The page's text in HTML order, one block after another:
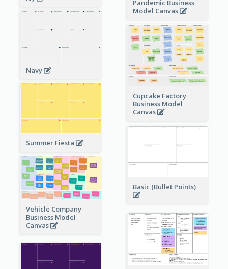
Pandemic Business
Model Canvas
Navy
Cupcake Factory
Business Model
Canvas
Summer Fiesta
Basic (Bullet Points)
Vehicle Company
Business Model
Canvas